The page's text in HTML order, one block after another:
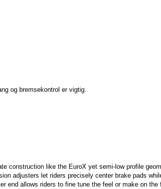
og bremsekontrol er vigtig.
construction like the EuroX yet semi-low profile
adjusters let riders precisely center brake pads
end allows riders to fine tune the feel or make on